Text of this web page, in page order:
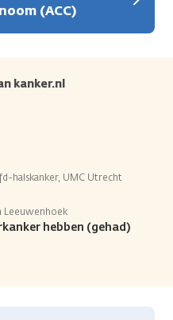
(ACC)
kanker.nl
halskanker, UMC Utrecht
Leeuwenhoek
hebben (gehad)